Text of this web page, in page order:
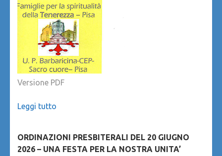
Versione PDF
Leggi tutto
ORDINAZIONI PRESBITERALI DEL 20 GIUGNO
2026 – UNA FESTA PER LA NOSTRA UNITA’